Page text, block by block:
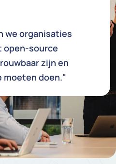
we organisaties
open-source
zijn en
moeten doen."